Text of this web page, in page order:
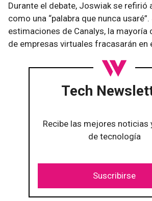
Durante el debate, Joswiak se refirió
como una “palabra que nunca usaré”.
estimaciones de Canalys, la mayoría
de empresas virtuales fracasarán en
Tech
Recibe las mejores noticias
de tecnología
Suscribirse